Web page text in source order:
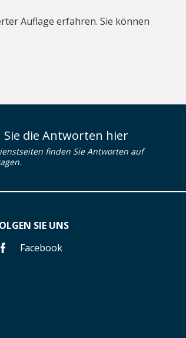
Auflage erfahren. Sie können
Sie die Antworten hier
finden Sie Antworten auf
SIE UNS
Facebook